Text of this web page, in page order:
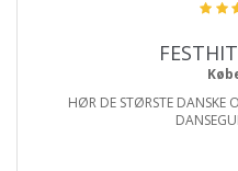
HØR DE STØRSTE DANSKE